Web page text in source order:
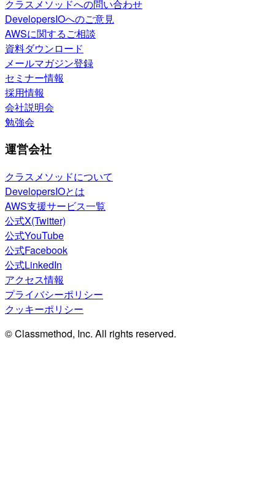
クラスメソッドへの問い合わせ
DevelopersIOへのご意見
AWSに関するご相談
資料ダウンロード
メールマガジン登録
セミナー情報
採用情報
会社説明会
勉強会
運営会社
クラスメソッドについて
DevelopersIOとは
AWS支援サービス一覧
公式X(Twitter)
公式YouTube
公式Facebook
公式LinkedIn
アクセス情報
プライバシーポリシー
クッキーポリシー
© Classmethod, Inc. All rights reserved.